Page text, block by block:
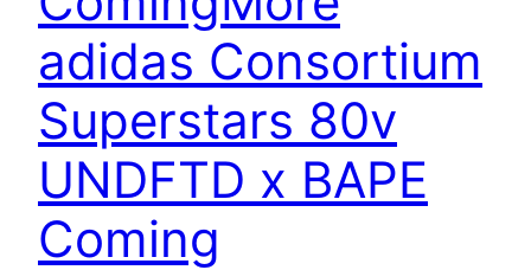
adidas Consortium
Superstars 80v
UNDFTD x BAPE
Coming